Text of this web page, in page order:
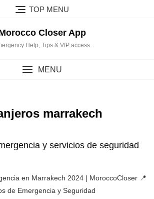
TOP MENU
Closer App
Help, Tips & VIP access.
MENU
marrakech
y servicios de seguridad
en Marrakech 2024 | MoroccoCloser 📍
de Emergencia y Seguridad